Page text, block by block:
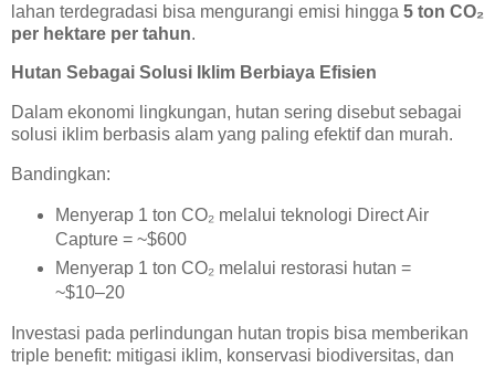
lahan terdegradasi bisa mengurangi emisi hingga 5 ton CO₂
per hektare per tahun.
Hutan Sebagai Solusi Iklim Berbiaya Efisien
Dalam ekonomi lingkungan, hutan sering disebut sebagai
solusi iklim berbasis alam yang paling efektif dan murah.
Bandingkan:
Menyerap 1 ton CO₂ melalui teknologi Direct Air
Capture = ~$600
Menyerap 1 ton CO₂ melalui restorasi hutan =
~$10–20
Investasi pada perlindungan hutan tropis bisa memberikan
triple benefit: mitigasi iklim, konservasi biodiversitas, dan